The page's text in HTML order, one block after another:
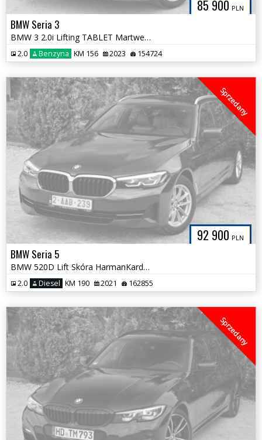
85 900 PLN
BMW Seria 3
BMW 3 2.0i Lifting TABLET Martwe Pole Serwis ASO Zadbana Gwarancja
2.0 Benzyna KM 156 2023 154724
92 900 PLN
Sprzedany
BMW Seria 5
BMW 520D Lift Skóra HarmanKardon FULL LED Bezwypadkowa Tylko 162tys km
2.0 Diesel KM 190 2021 162855
Sprzedany